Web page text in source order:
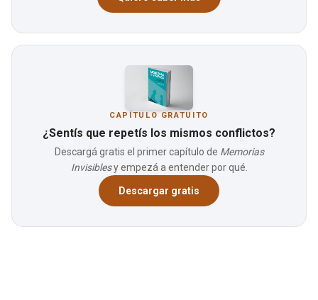
CAPÍTULO GRATUITO
¿Sentís que repetís los mismos conflictos?
Descargá gratis el primer capítulo de Memorias
Invisiblesy empezá a entender por qué.
Descargar gratis